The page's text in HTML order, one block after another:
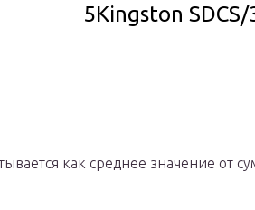
5Kingston SDCS/
как среднее значение от